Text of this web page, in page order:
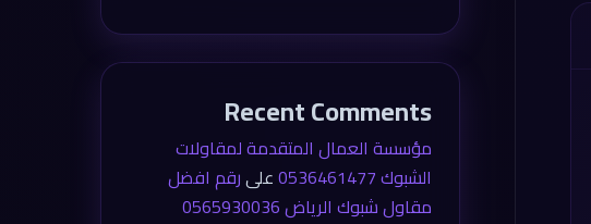
Recent Comments
مؤسسة العمال المتقدمة لمقاولات
الشبوك 0536461477
علىرقم افضل
مقاول شبوك الرياض 0565930036